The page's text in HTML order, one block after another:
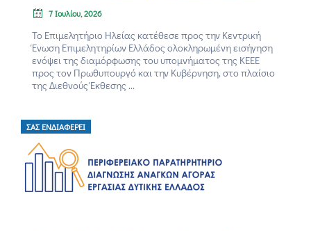
7 Ιουλίου, 2026
Το Επιμελητήριο Ηλείας κατέθεσε προς την Κεντρική
Ένωση Επιμελητηρίων Ελλάδος ολοκληρωμένη εισήγηση
ενόψει της διαμόρφωσης του υπομνήματος της ΚΕΕΕ
προς τον Πρωθυπουργό και την Κυβέρνηση, στο πλαίσιο
της Διεθνούς Έκθεσης ...
ΣΑΣ ΕΝΔΙΑΦΈΡΕΙ